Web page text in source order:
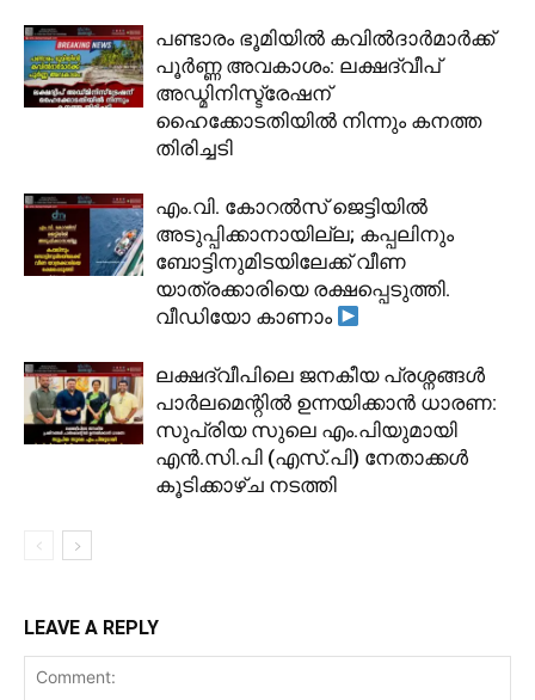
പണ്ടാരം ഭൂമിയിൽ കവിൽദാർമാർക്ക്
പൂർണ്ണ അവകാശം: ലക്ഷദ്വീപ്
അഡ്മിനിസ്ട്രേഷന്
ഹൈക്കോടതിയിൽ നിന്നും കനത്ത
തിരിച്ചടി
​എം.വി. കോറൽസ് ജെട്ടിയിൽ
അടുപ്പിക്കാനായില്ല; കപ്പലിനും
ബോട്ടിനുമിടയിലേക്ക് വീണ
യാത്രക്കാരിയെ രക്ഷപ്പെടുത്തി.
വീഡിയോ കാണാം
ലക്ഷദ്വീപിലെ ജനകീയ പ്രശ്നങ്ങൾ
പാർലമെന്റിൽ ഉന്നയിക്കാൻ ധാരണ:
സുപ്രിയ സുലെ എം.പിയുമായി
എൻ.സി.പി (എസ്.പി) നേതാക്കൾ
കൂടിക്കാഴ്ച നടത്തി
LEAVE A REPLY